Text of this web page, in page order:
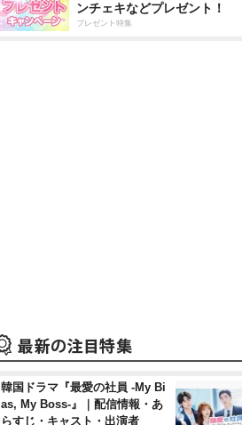
ンチェキなどプレゼント！
プレゼント特集
韓国ドラマ『最愛の社員 -My Bi
as, My Boss-』｜配信情報・あ
らすじ・キャスト・出演者